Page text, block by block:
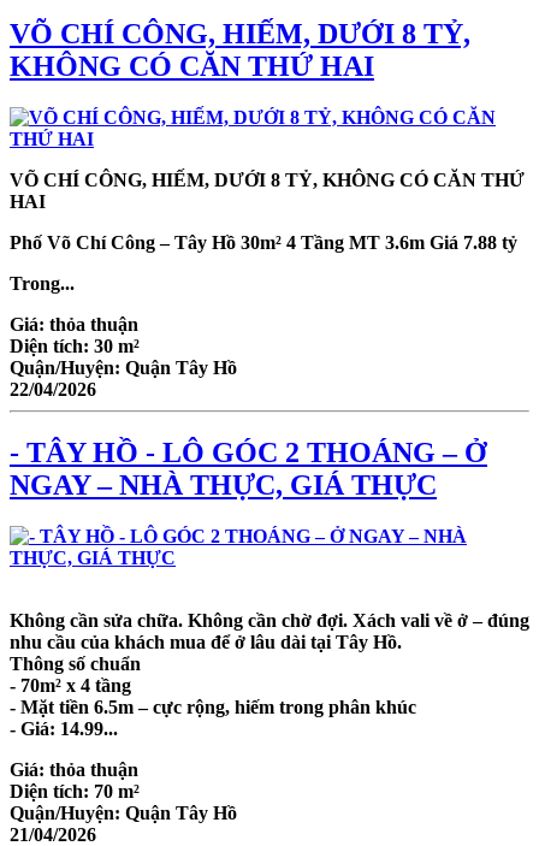
VÕ CHÍ CÔNG, HIẾM, DƯỚI 8 TỶ,
KHÔNG CÓ CĂN THỨ HAI
VÕ CHÍ CÔNG, HIẾM, DƯỚI 8 TỶ, KHÔNG CÓ CĂN THỨ
HAI
Phố Võ Chí Công – Tây Hồ 30m² 4 Tầng MT 3.6m Giá 7.88 tỷ
Trong...
Giá: thỏa thuận
Diện tích: 30 m²
Quận/Huyện: Quận Tây Hồ
22/04/2026
- TÂY HỒ - LÔ GÓC 2 THOÁNG – Ở
NGAY – NHÀ THỰC, GIÁ THỰC
Không cần sửa chữa. Không cần chờ đợi. Xách vali về ở – đúng
nhu cầu của khách mua để ở lâu dài tại Tây Hồ.
Thông số chuẩn
- 70m² x 4 tầng
- Mặt tiền 6.5m – cực rộng, hiếm trong phân khúc
- Giá: 14.99...
Giá: thỏa thuận
Diện tích: 70 m²
Quận/Huyện: Quận Tây Hồ
21/04/2026